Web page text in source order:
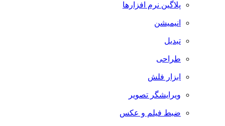
پلاگین نرم افزارها
انیمیشن
تبدیل
طراحی
ابزار فلش
ویرایشگر تصویر
ضبط فيلم و عكس